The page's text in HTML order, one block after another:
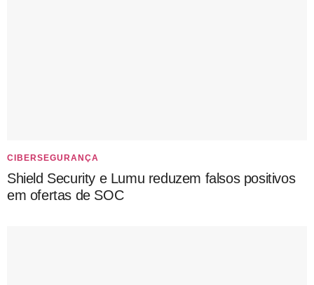
CIBERSEGURANÇA
Shield Security e Lumu reduzem falsos positivos
em ofertas de SOC